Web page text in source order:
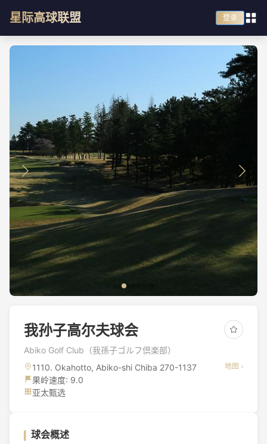
星际高球联盟 登录
我孙子高尔夫球会
Abiko Golf Club（我孫子ゴルフ倶楽部）
1110. Okahotto, Abiko-shi Chiba 270-1137
地图 ›
果岭速度: 9.0
亚太甄选
球会概述